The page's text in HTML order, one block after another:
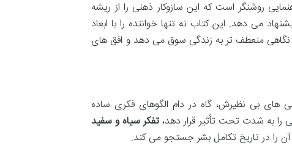
روشنگر است که این سازوکار ذهنی را از ریشه
می دهد. این کتاب نه تنها خواننده را با ابعاد
نگاهی منعطف تر به زندگی سوق می دهد و افق های
های بی نظیرش، گاه در دام الگوهای فکری ساده
را به شدت تحت تأثیر قرار دهد، تفکر سیاه و سفید
را در تاریخ تکامل بشر جستجو می کند.